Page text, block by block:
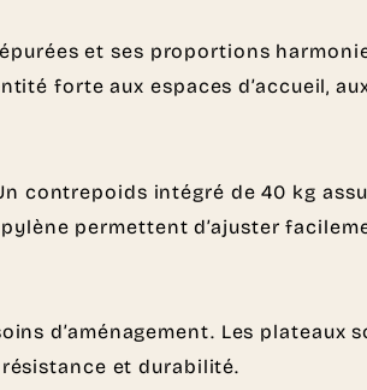
et ses proportions
forte aux espaces d’accueil,
contrepoids intégré de 40 kg
permettent d’ajuster
d’aménagement. Les plateaux
et durabilité.